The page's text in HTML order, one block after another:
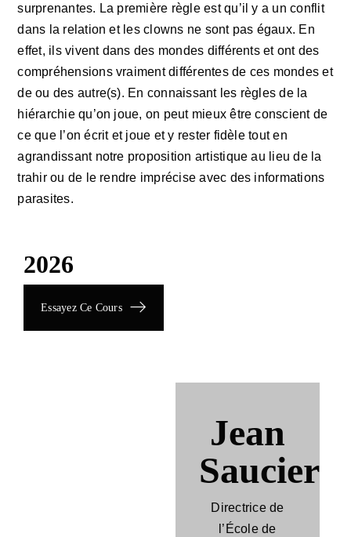
surprenantes. La première règle est qu’il y a un conflit
dans la relation et les clowns ne sont pas égaux. En
effet, ils vivent dans des mondes différents et ont des
compréhensions vraiment différentes de ces mondes et
de ou des autre(s). En connaissant les règles de la
hiérarchie qu’on joue, on peut mieux être conscient de
ce que l’on écrit et joue et y rester fidèle tout en
agrandissant notre proposition artistique au lieu de la
trahir ou de le rendre imprécise avec des informations
parasites.
2026
Essayez Ce Cours
Jean
Saucier
Directrice de
l’École de